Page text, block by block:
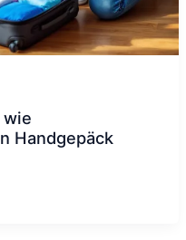
wie
Handgepäck